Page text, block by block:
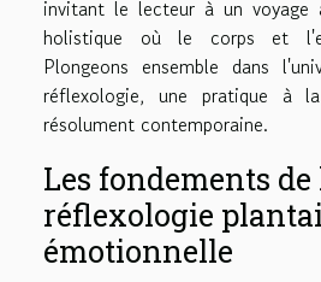
invitant le lecteur à un voyage
holistique où le corps et
Plongeons ensemble dans
réflexologie, une pratique à
résolument contemporaine.
Les fondements de
réflexologie
émotionnelle